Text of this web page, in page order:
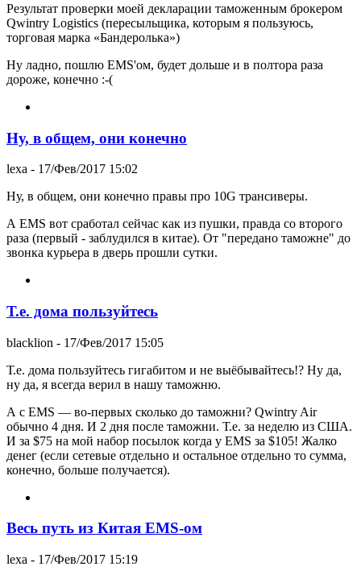
Результат проверки моей декларации таможенным брокером
Qwintry Logistics (пересыльщика, которым я пользуюсь,
торговая марка «Бандеролька»)
Ну ладно, пошлю EMS'ом, будет дольше и в полтора раза
дороже, конечно :-(
Ну, в общем, они конечно
lexa - 17/Фев/2017 15:02
Ну, в общем, они конечно правы про 10G трансиверы.
А EMS вот сработал сейчас как из пушки, правда со второго
раза (первый - заблудился в китае). От "передано таможне" до
звонка курьера в дверь прошли сутки.
Т.е. дома пользуйтесь
blacklion - 17/Фев/2017 15:05
Т.е. дома пользуйтесь гигабитом и не выёбывайтесь!? Ну да,
ну да, я всегда верил в нашу таможню.
А с EMS — во-первых сколько до таможни? Qwintry Air
обычно 4 дня. И 2 дня после таможни. Т.е. за неделю из США.
И за $75 на мой набор посылок когда у EMS за $105! Жалко
денег (если сетевые отдельно и остальное отдельно то сумма,
конечно, больше получается).
Весь путь из Китая EMS-ом
lexa - 17/Фев/2017 15:19